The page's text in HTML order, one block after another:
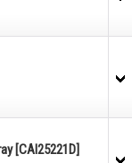
[CAI25221D]